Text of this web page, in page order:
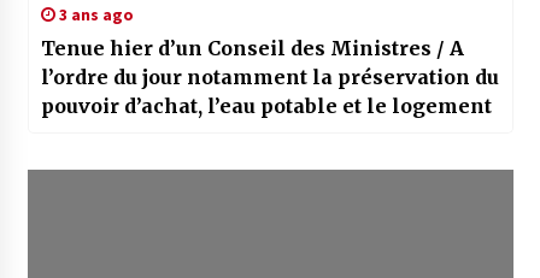
3 ans ago
Tenue hier d’un Conseil des Ministres / A
l’ordre du jour notamment la préservation du
pouvoir d’achat, l’eau potable et le logement